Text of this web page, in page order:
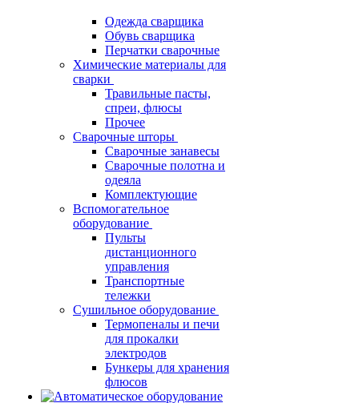
Одежда сварщика
Обувь сварщика
Перчатки сварочные
Химические материалы для
сварки
Травильные пасты,
спреи, флюсы
Прочее
Сварочные шторы
Сварочные занавесы
Сварочные полотна и
одеяла
Комплектующие
Вспомогательное
оборудование
Пульты
дистанционного
управления
Транспортные
тележки
Сушильное оборудование
Термопеналы и печи
для прокалки
электродов
Бункеры для хранения
флюсов